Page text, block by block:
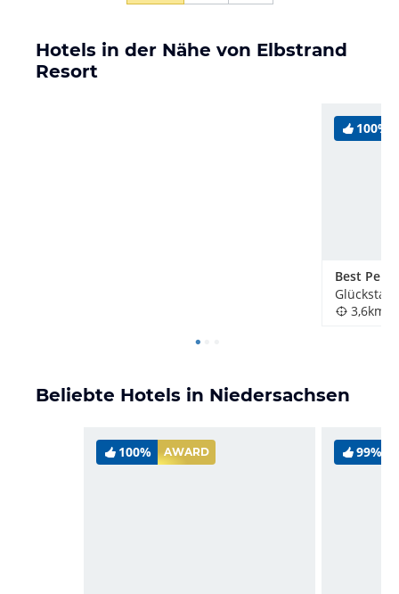
Hotels in der Nähe von Elbstrand
Resort
100%
Best
3,6km
Beliebte Hotels in Niedersachsen
100% AWARD 99%